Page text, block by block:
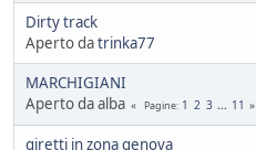
Dirty track
Aperto datrinka77
MARCHIGIANI
Aperto da alba
Pagine 1 2 3 ... 11
giretti in zona genova